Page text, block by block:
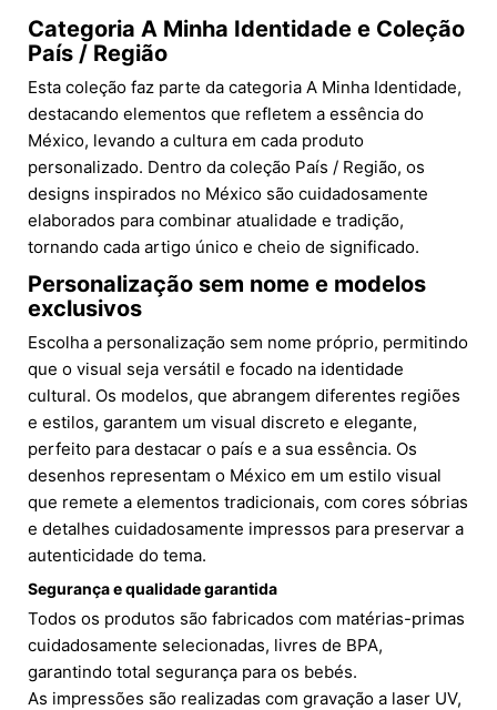
Categoria A Minha Identidade e Coleção
País / Região
Esta coleção faz parte da categoria A Minha Identidade,
destacando elementos que refletem a essência do
México, levando a cultura em cada produto
personalizado. Dentro da coleção País / Região, os
designs inspirados no México são cuidadosamente
elaborados para combinar atualidade e tradição,
tornando cada artigo único e cheio de significado.
Personalização sem nome e modelos
exclusivos
Escolha a personalização sem nome próprio, permitindo
que o visual seja versátil e focado na identidade
cultural. Os modelos, que abrangem diferentes regiões
e estilos, garantem um visual discreto e elegante,
perfeito para destacar o país e a sua essência. Os
desenhos representam o México em um estilo visual
que remete a elementos tradicionais, com cores sóbrias
e detalhes cuidadosamente impressos para preservar a
autenticidade do tema.
Segurança e qualidade garantida
Todos os produtos são fabricados com matérias-primas
cuidadosamente selecionadas, livres de BPA,
garantindo total segurança para os bebés.
As impressões são realizadas com gravação a laser UV,